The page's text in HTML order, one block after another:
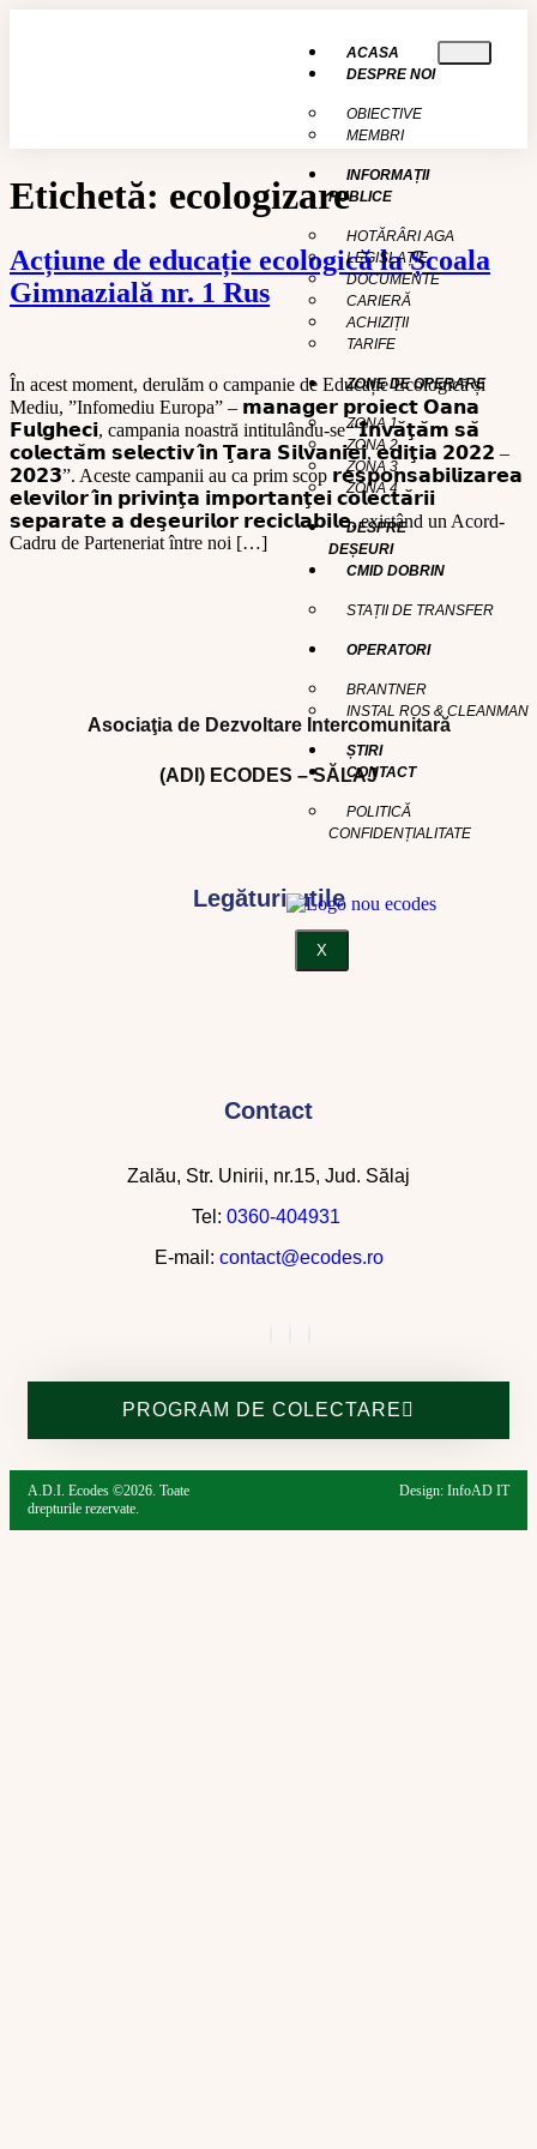
ACASA
DESPRE NOI
OBIECTIVE
MEMBRI
INFORMAȚII
PUBLICE
HOTĂRÂRI AGA
LEGISLAȚIE
DOCUMENTE
CARIERĂ
ACHIZIȚII
TARIFE
ZONE DE OPERARE
ZONA 1
ZONA 2
ZONA 3
ZONA 4
DESPRE
DEȘEURI
CMID DOBRIN
STAȚII DE TRANSFER
OPERATORI
BRANTNER
INSTAL ROS & CLEANMAN
ȘTIRI
CONTACT
POLITICĂ
CONFIDENȚIALITATE
X
Etichetă: ecologizare
Acțiune de educație ecologică la Școala
Gimnazială nr. 1 Rus
În acest moment, derulăm o campanie de Educație Ecologică și
Mediu, ”Infomediu Europa” – 𝗺𝗮𝗻𝗮𝗴𝗲𝗿 𝗽𝗿𝗼𝗶𝗲𝗰𝘁 𝗢𝗮𝗻𝗮
𝗙𝘂𝗹𝗴𝗵𝗲𝗰𝗶, campania noastră intitulându-se “𝗜̂𝗻𝘃𝗮̆𝘁̧𝗮̆𝗺 𝘀𝗮̆
𝗰𝗼𝗹𝗲𝗰𝘁𝗮̆𝗺 𝘀𝗲𝗹𝗲𝗰𝘁𝗶𝘃 𝗶̂𝗻 𝗧̧𝗮𝗿𝗮 𝗦𝗶𝗹𝘃𝗮𝗻𝗶𝗲𝗶, 𝗲𝗱𝗶𝘁̧𝗶𝗮 𝟮𝟬𝟮𝟮 –
𝟮𝟬𝟮𝟯”. Aceste campanii au ca prim scop 𝗿𝗲𝘀𝗽𝗼𝗻𝘀𝗮𝗯𝗶𝗹𝗶𝘇𝗮𝗿𝗲𝗮
𝗲𝗹𝗲𝘃𝗶𝗹𝗼𝗿 𝗶̂𝗻 𝗽𝗿𝗶𝘃𝗶𝗻𝘁̧𝗮 𝗶𝗺𝗽𝗼𝗿𝘁𝗮𝗻𝘁̧𝗲𝗶 𝗰𝗼𝗹𝗲𝗰𝘁𝗮̆𝗿𝗶𝗶
𝘀𝗲𝗽𝗮𝗿𝗮𝘁𝗲 𝗮 𝗱𝗲𝘀̧𝗲𝘂𝗿𝗶𝗹𝗼𝗿 𝗿𝗲𝗰𝗶𝗰𝗹𝗮𝗯𝗶𝗹𝗲, existând un Acord-
Cadru de Parteneriat între noi […]
Asociaţia de Dezvoltare Intercomunitară
(ADI) ECODES – SĂLAJ
Legături utile
Contact
Zalău, Str. Unirii, nr.15, Jud. Sălaj
Tel: 0360-404931
E-mail: contact@ecodes.ro
PROGRAM DE COLECTARE
A.D.I. Ecodes ©2026. Toate
drepturile rezervate.
Design: InfoAD IT